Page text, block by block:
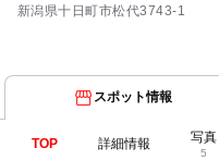
新潟県十日町市松代3743-1
スポット情報
TOP 詳細情報 写真
5